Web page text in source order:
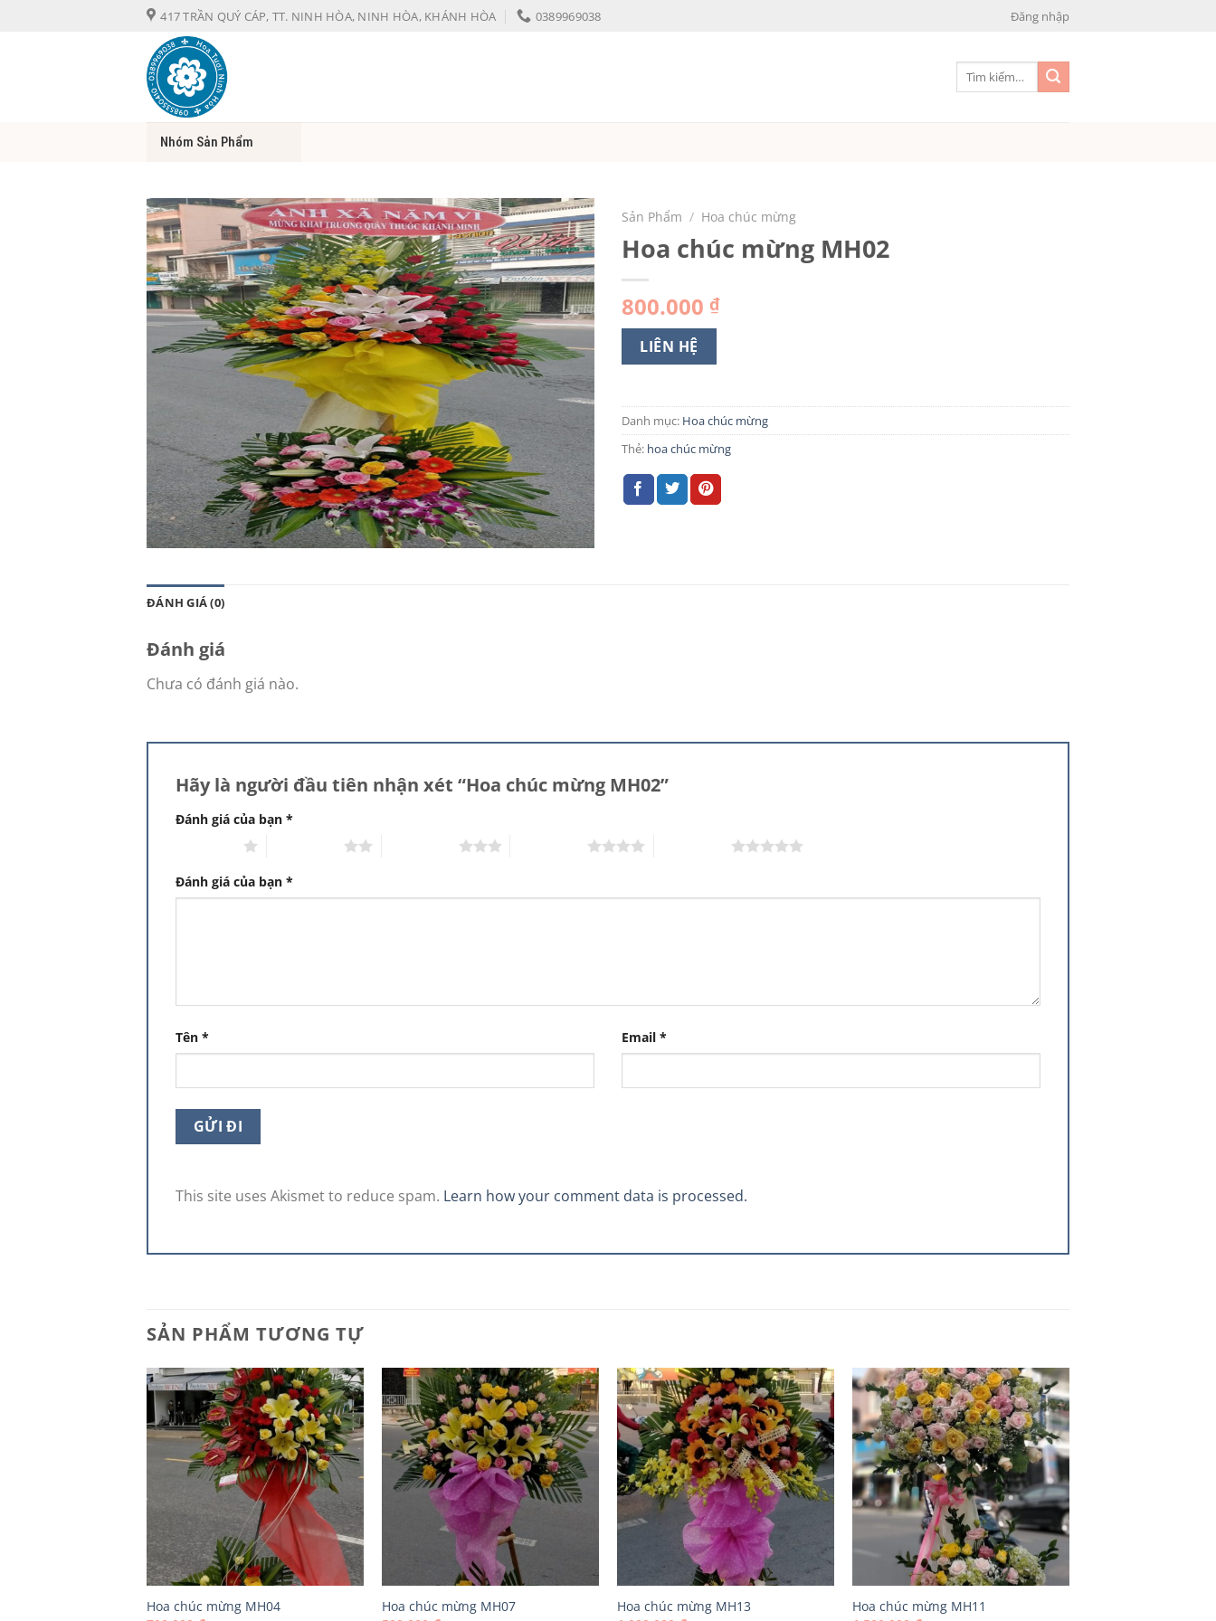
417 TRẦN QUÝ CÁP, TT. NINH HÒA, NINH HÒA, KHÁNH HÒA 0389969038 Đăng nhập
Tìm
Nhóm Sản Phẩm
Sản Phẩm / Hoa chúc mừng
Hoa chúc mừng MH02
800.000 ₫
LIÊN HỆ
Danh mục: Hoa chúc mừng
Thẻ: hoa chúc mừng
ĐÁNH GIÁ (0)
Đánh giá
Chưa có đánh giá nào.
Hãy là người đầu tiên nhận xét “Hoa chúc mừng MH02”
Đánh giá của bạn *
Đánh giá của bạn *
Tên * Email *
This site uses Akismet to reduce spam. Learn how your comment data is processed.
SẢN PHẨM TƯƠNG TỰ
Hoa chúc mừng MH04
Hoa chúc mừng MH07
Hoa chúc mừng MH13
Hoa chúc mừng MH11